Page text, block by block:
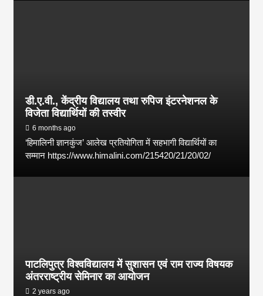
डी.ए.वी., केंद्रीय विद्यालय तथा रुपिज इंटरनेशनल के
विजेता विद्यार्थियों की तस्वीर
6 months ago
‘हिमालिनी ज्ञानकुंज’ आलेख प्रतियोगिता में सहभागी विद्यार्थियों का
सम्मान https://www.himalini.com/215420/21/20/02/
पाटलिपुत्र विश्वविद्यालय में सुशासन एवं राम राज्य विषयक
अंतरराष्ट्रीय सेमिनार का आयोजन
2 years ago